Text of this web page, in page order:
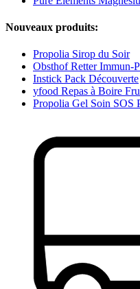
Nouveaux produits:
Propolia Sirop du Soir
Obsthof Retter Immun-
Instick Pack Découverte
yfood Repas à Boire
Propolia Gel Soin SOS